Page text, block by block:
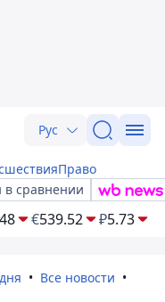
Рус
Право
в сравнении
€539.52 ₽5.73
Все новости